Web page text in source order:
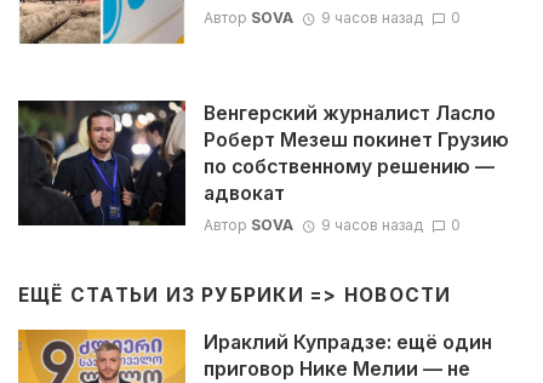
Автор SOVA 9 часов назад 0
Венгерский журналист Ласло
Роберт Мезеш покинет Грузию
по собственному решению —
адвокат
Автор SOVA 9 часов назад 0
ЕЩЁ СТАТЬИ ИЗ РУБРИКИ => НОВОСТИ
Ираклий Купрадзе: ещё один
приговор Нике Мелии — не